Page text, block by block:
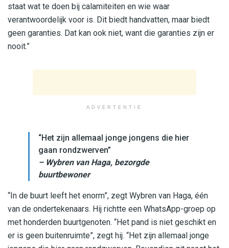
staat wat te doen bij calamiteiten en wie waar
verantwoordelijk voor is. Dit biedt handvatten, maar biedt
geen garanties. Dat kan ook niet, want die garanties zijn er
nooit.”
ADVERTENTIE
“Het zijn allemaal jonge jongens die hier
gaan rondzwerven”
– Wybren van Haga, bezorgde
buurtbewoner
“In de buurt leeft het enorm”, zegt Wybren van Haga, één
van de ondertekenaars. Hij richtte een WhatsApp-groep op
met honderden buurtgenoten. “Het pand is niet geschikt en
er is geen buitenruimte”, zegt hij. “Het zijn allemaal jonge